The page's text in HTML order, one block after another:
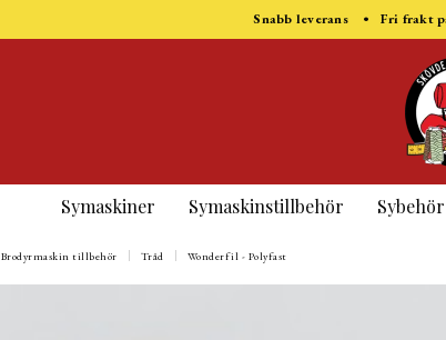
Snabb leverans • Fri frakt
Symaskiner Symaskinstillbehör Sybehör
Brodyrmaskin tillbehör Tråd Wonderfil - Polyfast